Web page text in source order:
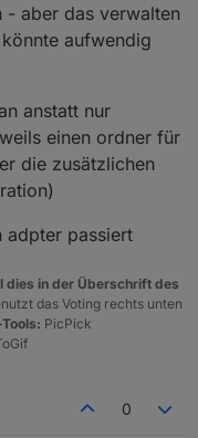
- aber das verwalten
aufwendig
anstatt nur
einen ordner für
die zusätzlichen
adpter passiert
dies in der Überschrift des
das Voting rechts unten
PicPick
0